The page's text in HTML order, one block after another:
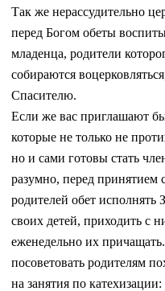
Так же нерассудительно
перед Богом обеты
младенца, родители
собираются
Спасителю.
Если же вас приглашают
которые не только не
но и сами готовы стать
разумно, перед принятием
родителей обет исполнять
своих детей, приходить с
еженедельно их
посоветовать родителям
на занятия по